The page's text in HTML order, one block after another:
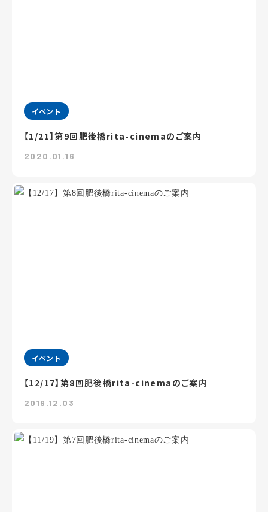
イベント
【1/21】第9回肥後橋rita-cinemaのご案内
2020.01.16
イベント
【12/17】第8回肥後橋rita-cinemaのご案内
2019.12.03